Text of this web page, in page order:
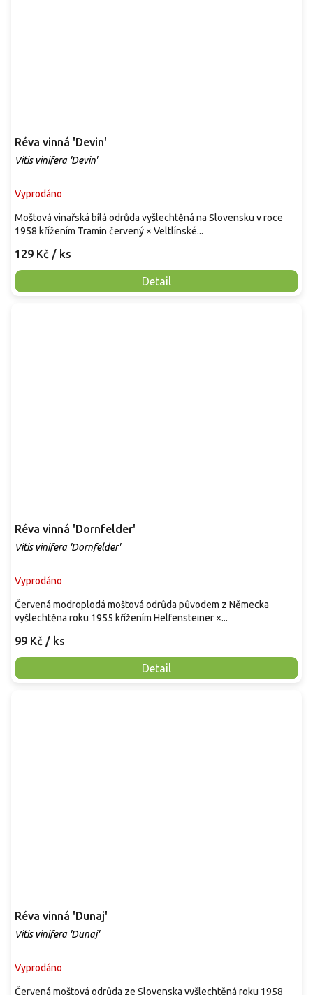
Réva vinná 'Devin'
Vitis vinifera 'Devin'
Vyprodáno
129 Kč / ks
Detail
Moštová vinařská bílá odrůda vyšlechtěná na Slovensku v roce
1958 křížením Tramín červený × Veltlínské...
Réva vinná 'Dornfelder'
Vitis vinifera 'Dornfelder'
Vyprodáno
99 Kč / ks
Detail
Červená modroplodá moštová odrůda původem z Německa
vyšlechtěna roku 1955 křížením Helfensteiner ×...
Réva vinná 'Dunaj'
Vitis vinifera 'Dunaj'
Vyprodáno
Červená moštová odrůda ze Slovenska vyšlechtěná roku 1958